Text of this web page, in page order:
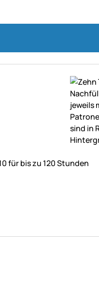
für bis zu 120 Stunden